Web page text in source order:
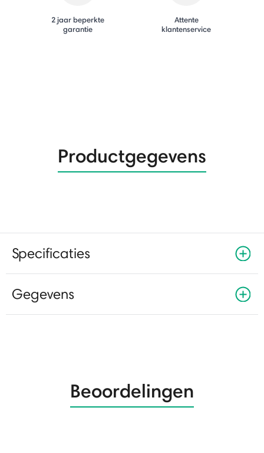
2 jaar beperkte
garantie
Attente
klantenservice
Productgegevens
Specificaties
Gegevens
Beoordelingen